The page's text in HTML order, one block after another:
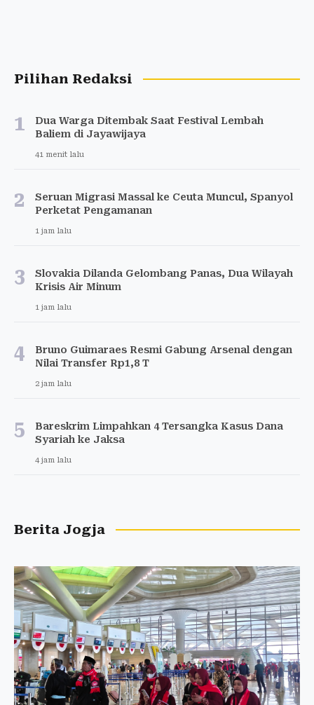
Pilihan Redaksi
1
Dua Warga Ditembak Saat Festival Lembah
Baliem di Jayawijaya
41 menit lalu
2
Seruan Migrasi Massal ke Ceuta Muncul, Spanyol
Perketat Pengamanan
1 jam lalu
3
Slovakia Dilanda Gelombang Panas, Dua Wilayah
Krisis Air Minum
1 jam lalu
4
Bruno Guimaraes Resmi Gabung Arsenal dengan
Nilai Transfer Rp1,8 T
2 jam lalu
5
Bareskrim Limpahkan 4 Tersangka Kasus Dana
Syariah ke Jaksa
4 jam lalu
Berita Jogja